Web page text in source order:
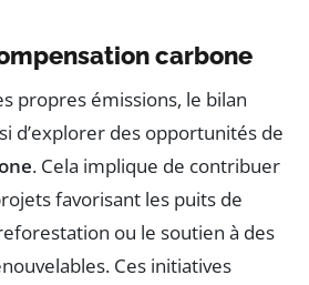
carbone
propres émissions, le bilan
d’explorer des opportunités de
. Cela implique de contribuer
favorisant les puits de
ou le soutien à des
Ces initiatives